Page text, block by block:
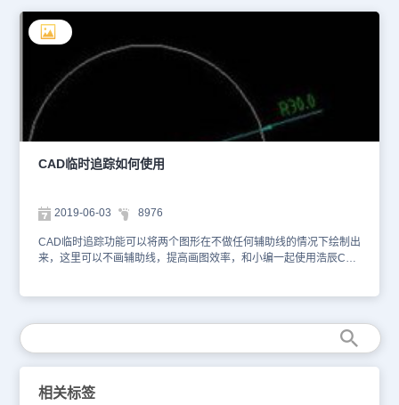
CAD临时追踪如何使用
2019-06-03 8976
CAD临时追踪功能可以将两个图形在不做任何辅助线的情况下绘制出
来，这里可以不画辅助线，提高画图效率，和小编一起使用浩辰CAD
踪）1.用鼠标找到圆心，往右拉出指引线，输入数值5，再向下，到
达与圆的交点处，作为直线的起点，往左，与圆的交点是直线的终
点。 以上绘制完全使用了临时追踪功能，没有使用辅助线，是不是
很快，谢谢大家学习。
相关标签